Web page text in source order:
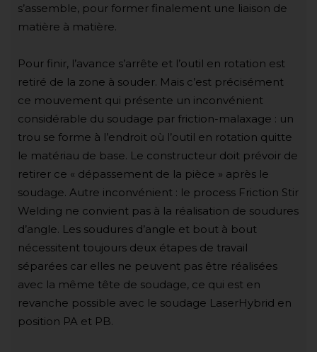
s’assemble, pour former finalement une liaison de
matière à matière.
Pour finir, l’avance s’arrête et l’outil en rotation est
retiré de la zone à souder. Mais c’est précisément
ce mouvement qui présente un inconvénient
considérable du soudage par friction-malaxage : un
trou se forme à l’endroit où l’outil en rotation quitte
le matériau de base. Le constructeur doit prévoir de
retirer ce « dépassement de la pièce » après le
soudage. Autre inconvénient : le process Friction Stir
Welding ne convient pas à la réalisation de soudures
d’angle. Les soudures d’angle et bout à bout
nécessitent toujours deux étapes de travail
séparées car elles ne peuvent pas être réalisées
avec la même tête de soudage, ce qui est en
revanche possible avec le soudage LaserHybrid en
position PA et PB.